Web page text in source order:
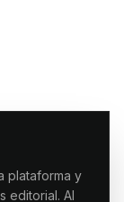
plataforma y
editorial. Al